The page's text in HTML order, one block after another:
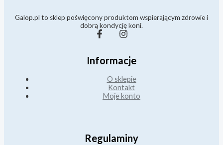
Galop.pl to sklep poświęcony produktom wspierającym zdrowie i
dobrą kondycję koni.
Informacje
O sklepie
Kontakt
Moje konto
Regulaminy